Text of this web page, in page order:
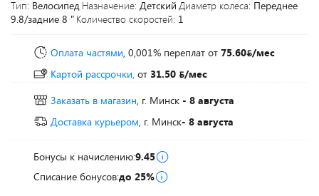
Тип: Велосипед Назначение: Детский Диаметр колеса: Переднее
9.8/задние 8 " Количество скоростей: 1
Оплата частями, 0,001% переплат от 75.60 /мес
Картой рассрочки, от 31.50
/мес
Заказать в магазин, г. Минск - 8 августа
Доставка курьером, г. Минск- 8 августа
Бонусы к начислению:9.45
Списание бонусов:до 25%